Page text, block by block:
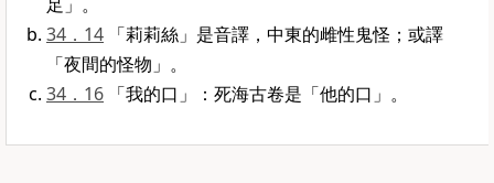
34．14 「莉莉絲」是音譯，中東的雌性鬼怪；或譯
「夜間的怪物」。
34．16 「我的口」：死海古卷是「他的口」。